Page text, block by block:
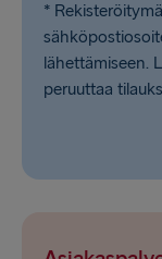
*
lähettämiseen.
peruuttaa